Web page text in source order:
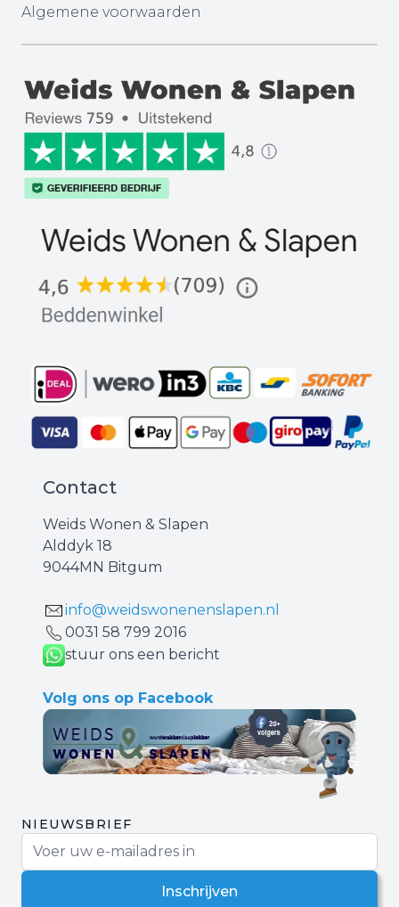
Algemene voorwaarden
Contact
Weids Wonen & Slapen
Alddyk 18
9044MN Bitgum
info@weidswonenenslapen.nl
0031 ‪58 799 2016‬
stuur ons een bericht
Volg ons op Facebook
NIEUWSBRIEF
Inschrijven